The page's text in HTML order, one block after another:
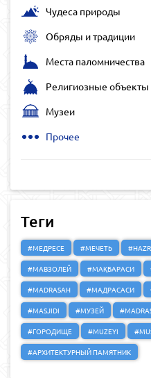
Чудеса природы
Обряды и традиции
Места паломничества
Религиозные объекты
Музеи
Прочее
Теги
#МЕДРЕСЕ #МЕЧЕТЬ
#МАВЗОЛЕЙ
#МАҚБАРАСИ
#MADRASAH
#МАДРАСАСИ
#MASJIDI
#МУЗЕЙ
#ГОРОДИЩЕ
#MUZEYI
#АРХИТЕКТУРНЫЙ ПАМЯТНИК